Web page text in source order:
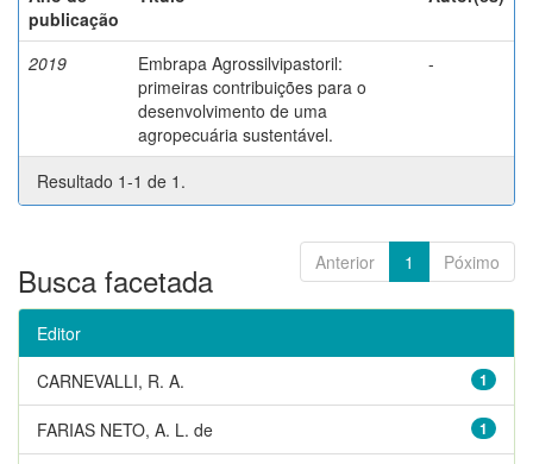
publicação
2019
Embrapa Agrossilvipastoril:
primeiras contribuições para o
desenvolvimento de uma
agropecuária sustentável.
-
Resultado 1-1 de 1.
Anterior 1 Póximo
Busca facetada
Editor
1
CARNEVALLI, R. A.
1
FARIAS NETO, A. L. de